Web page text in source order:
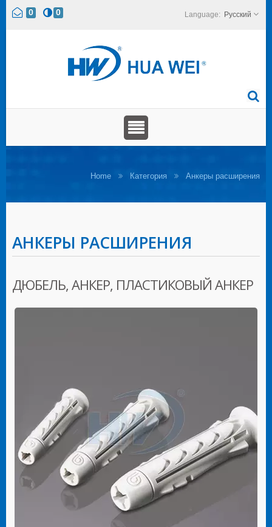
0 0 Русский
Home Категория Анкеры расширения
АНКЕРЫ РАСШИРЕНИЯ
ДЮБЕЛЬ, АНКЕР, ПЛАСТИКОВЫЙ АНКЕР